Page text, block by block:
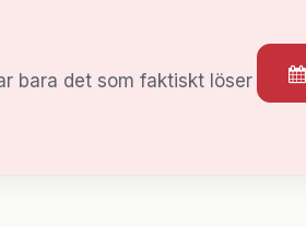
bara det som faktiskt löser